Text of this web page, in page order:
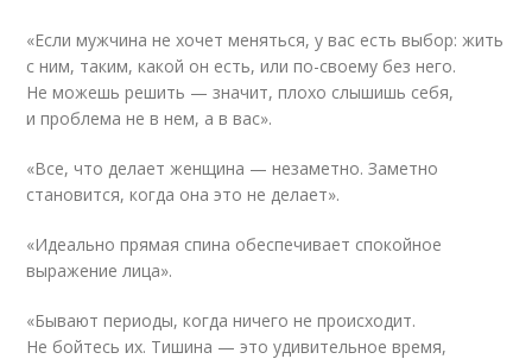
«Если мужчина не хочет меняться, у вас есть выбор: жить
с ним, таким, какой он есть, или по-своему без него.
Не можешь решить — значит, плохо слышишь себя,
и проблема не в нем, а в вас».
«Все, что делает женщина — незаметно. Заметно
становится, когда она это не делает».
«Идеально прямая спина обеспечивает спокойное
выражение лица».
«Бывают периоды, когда ничего не происходит.
Не бойтесь их. Тишина — это удивительное время,